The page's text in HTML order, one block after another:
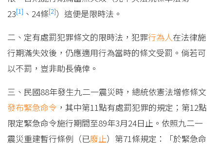
23[1] 、24條[2]）這便是限時法。
二、定有處罰犯罪條文的限時法，犯罪行為人在法律施
行期滿失效後，仍應適用行為當時的條文受罰。倘若可
以不罰，豈非助長僥倖。
三、民國88年發生九二一震災時，總統依憲法增修條文
發布緊急命令 ，其中第11點有處罰犯罪的規定；第12點
限定緊急命令施行期間至89年3月24日止。依照九二一
震災重建暫行條例（已廢止）第71條規定：「於緊急命